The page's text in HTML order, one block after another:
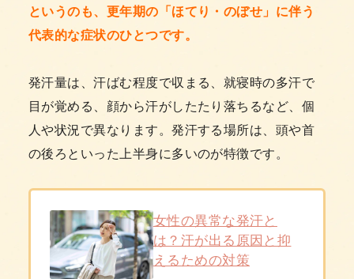
というのも、更年期の「ほてり・のぼせ」に伴う
代表的な症状のひとつです。
発汗量は、汗ばむ程度で収まる、就寝時の多汗で
目が覚める、顔から汗がしたたり落ちるなど、個
人や状況で異なります。発汗する場所は、頭や首
の後ろといった上半身に多いのが特徴です。
女性の異常な発汗と
は？汗が出る原因と抑
えるための対策